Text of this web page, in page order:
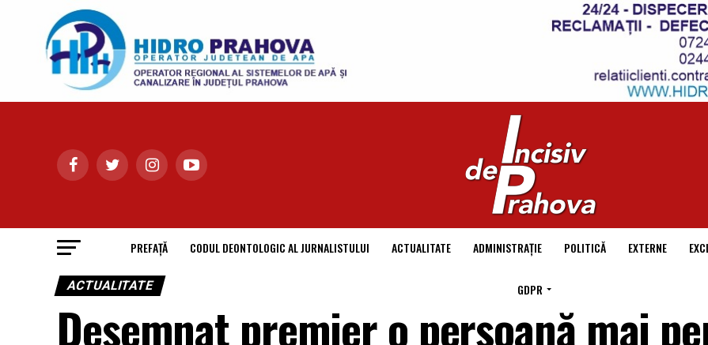
PREFAȚĂ CODUL DEONTOLOGIC AL JURNALISTULUI ACTUALITATE ADMINISTRAȚIE POLITICĂ EXTERNE
GDPR
ACTUALITATE
Desemnat premier o persoană mai